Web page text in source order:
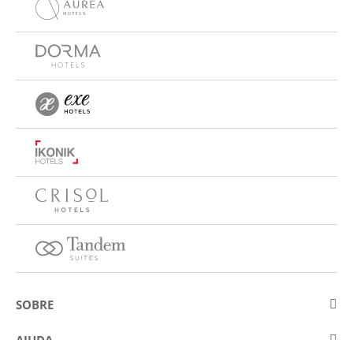
SOBRE
Sobre a Eurostars Hotel Company